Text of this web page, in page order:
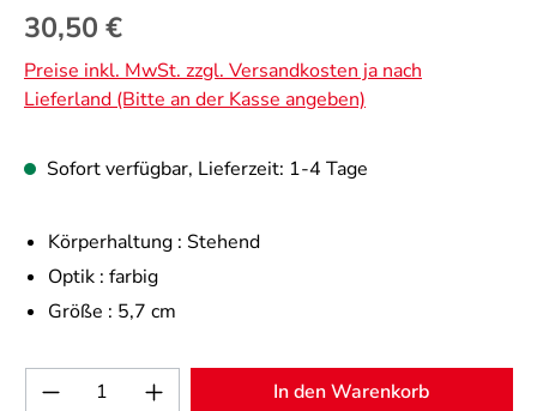
Regulärer Preis:
30,50 €
Preise inkl. MwSt. zzgl. Versandkosten ja nach
Lieferland (Bitte an der Kasse angeben)
Sofort verfügbar, Lieferzeit: 1-4 Tage
Körperhaltung : Stehend
Optik : farbig
Größe : 5,7 cm
Produkt Anzahl: Gib den gewünschten
In den Warenkorb